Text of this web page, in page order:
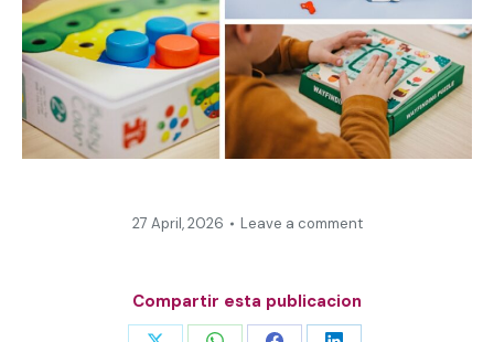
27 April, 2026 Leave a comment
Compartir esta publicacion